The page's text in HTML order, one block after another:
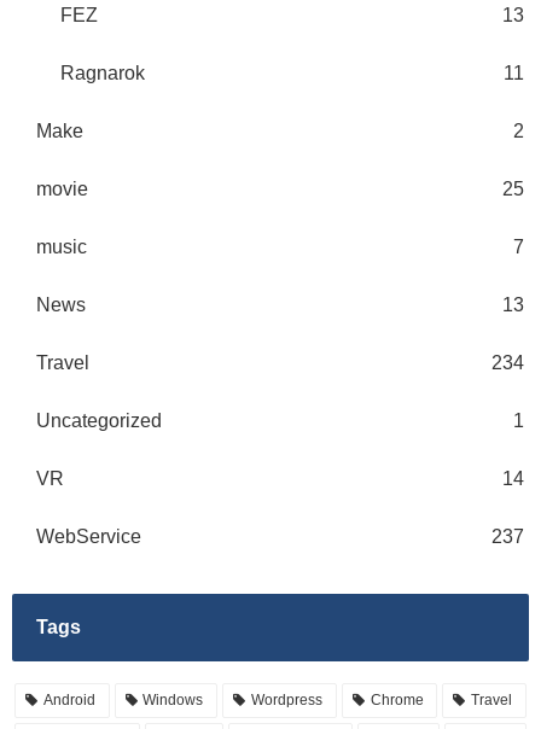
FEZ 13
Ragnarok 11
Make 2
movie 25
music 7
News 13
Travel 234
Uncategorized 1
VR 14
WebService 237
Tags
Android Windows Wordpress Chrome Travel